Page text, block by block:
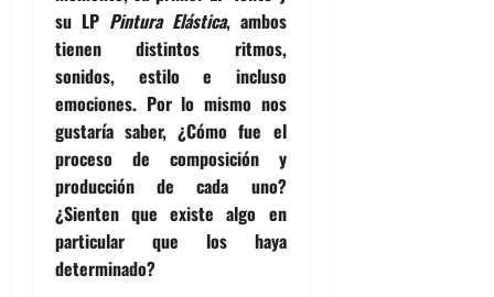
su LP Pintura Elástica, ambos
tienen distintos ritmos,
sonidos, estilo e incluso
emociones. Por lo mismo nos
gustaría saber, ¿Cómo fue el
proceso de composición y
producción de cada uno?
¿Sienten que existe algo en
particular que los haya
determinado?